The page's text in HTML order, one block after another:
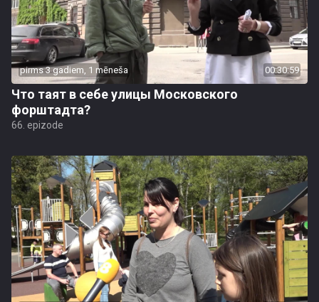
pirms 3 gadiem, 1 mēneša 00:30:59
Что таят в себе улицы Московского
форштадта?
66. epizode